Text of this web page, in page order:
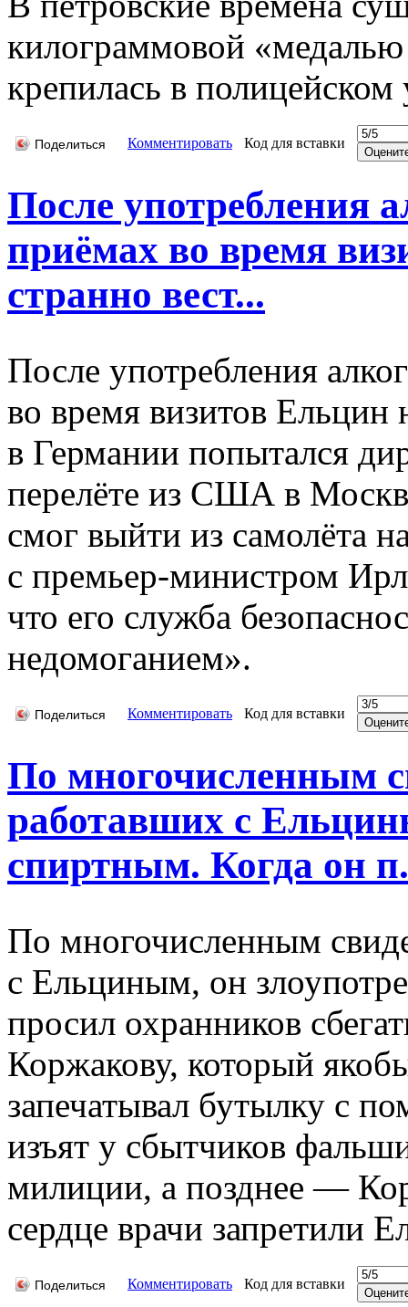
килограммовой «медалью
крепилась в
Поделиться Комментировать Код для вставки
После употребления
приёмах во время
странно вест...
После употребления
во время визитов Ельцин
в Германии попытался
перелёте из США в
смог выйти из самолёта
с премьер-министром
что его служба
недомоганием».
Поделиться Комментировать Код для вставки
По многочисленным
работавших с
спиртным. Когда он
По многочисленным
с Ельциным, он
просил охранников
Коржакову, который
запечатывал бутылку с
изъят у сбытчиков
милиции, а позднее —
сердце врачи запретили
Поделиться Комментировать Код для вставки